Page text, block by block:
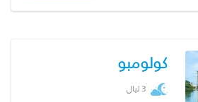
كولومبو
3 ليال